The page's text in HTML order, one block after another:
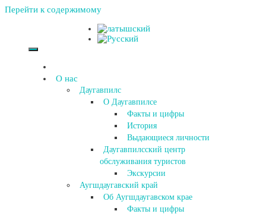
Перейти к содержимому
О нас
Даугавпилс
О Даугавпилсе
Факты и цифры
История
Выдающиеся личности
Даугавпилсский центр
обслуживания туристов
Экскурсии
Аугшдаугавский край
Об Аугшдаугавском крае
Факты и цифры